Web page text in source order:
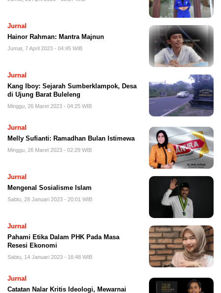
Jurnal
Hainor Rahman: Mantra Majnun
Jumat, 7 April 2023 - 04:45 WIB
Jurnal
Kang Iboy: Sejarah Sumberklampok, Desa
di Ujung Barat Buleleng
Minggu, 26 Maret 2023 - 04:25 WIB
Jurnal
Melly Sufianti: Ramadhan Bulan Istimewa
Minggu, 26 Maret 2023 - 02:29 WIB
Jurnal
Mengenal Sosialisme Islam
Sabtu, 28 Januari 2023 - 20:01 WIB
Jurnal
Pahami Etika Dalam PHK Pada Masa
Resesi Ekonomi
Sabtu, 14 Januari 2023 - 16:48 WIB
Jurnal
Catatan Nalar Kritis Ideologi, Mewarnai